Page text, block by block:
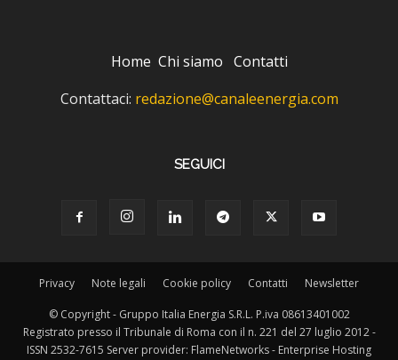
Home Chi siamo Contatti
Contattaci: redazione@canaleenergia.com
SEGUICI
Privacy Note legali Cookie policy Contatti Newsletter
© Copyright - Gruppo Italia Energia S.R.L. P.iva 08613401002
Registrato presso il Tribunale di Roma con il n. 221 del 27 luglio 2012 -
ISSN 2532-7615 Server provider: FlameNetworks - Enterprise Hosting